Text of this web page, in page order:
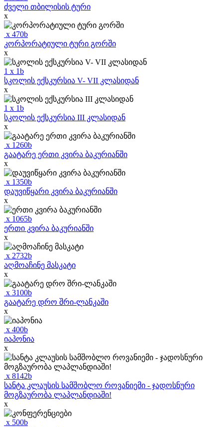
ძველი თბილისის ტური
x
x 470b
კორპორატიული ტური გორში
x
1 x 1b
სკოლის ექსკურსია V- VII კლასიდან
x
1 x 1b
სკოლის ექსკურსია III კლასიდან
x
x 1260b
გაატარე ერთი კვირა ბაკურიანში
x
x 1350b
დაუვიწყარი კვირა ბაკურიანში
x
x 1065b
ერთი კვირა ბაკურიანში
x
x 2732b
აღმოაჩინე მასკატი
x
x 3100b
გაატარე დრო შრი-ლანკაში
x
x 400b
იაპონია
x
x 8142b
სანტა კლაუსის სამშობლო როვანიემი - ჯადოსნური
მოგზაურობა ლაპლანდიაში!
x
x 500b